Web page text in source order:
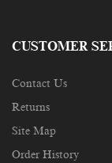
CUSTOMER
Contact Us
Returns
Site Map
Order History